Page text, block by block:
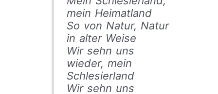
mein Heimatland
So von Natur, Natur
in alter Weise
Wir sehn uns
wieder, mein
Schlesierland
Wir sehn uns